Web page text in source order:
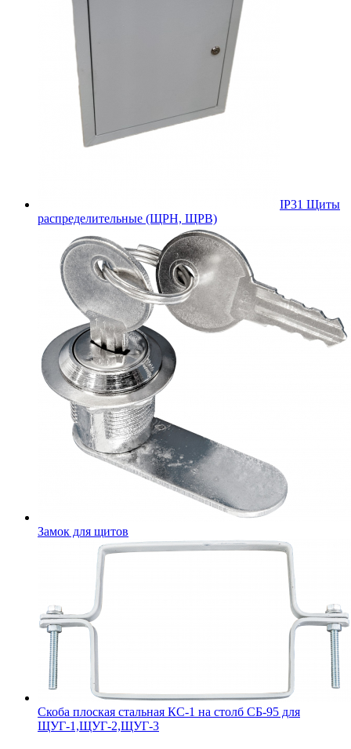
IP31 Щиты
распределительные (ЩРН, ЩРВ)
Замок для щитов
Скоба плоская стальная КС-1 на столб СБ-95 для
ЩУГ-1,ЩУГ-2,ЩУГ-3